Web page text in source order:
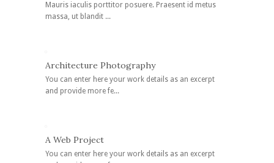
Mauris iaculis porttitor posuere. Praesent id metus
massa, ut blandit ...
Architecture Photography
You can enter here your work details as an excerpt
and provide more fe...
A Web Project
You can enter here your work details as an excerpt